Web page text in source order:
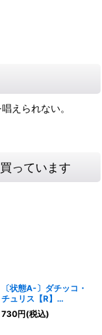
えられない。
っています
〔状態A-〕ダチッコ・
チュリス【R】
{P44/Y16}《火》
730円(税込)